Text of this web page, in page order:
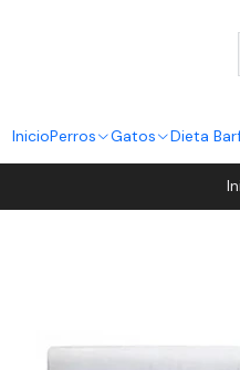
InicioPerros Gatos Dieta